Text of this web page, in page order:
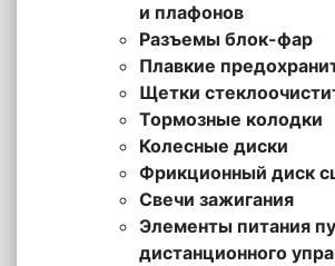
и плафонов
Разъемы блок-фар
Плавкие
Щетки
Тормозные колодки
Колесные диски
Фрикционный диск
Свечи зажигания
Элементы питания
дистанционного